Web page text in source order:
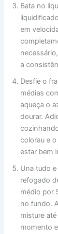
Bata no
em
a
Desfie o
médias
aqueça o
dourar.
colorau e
estar bem
Una tudo
refogado
médio por
no fundo.
misture
momento